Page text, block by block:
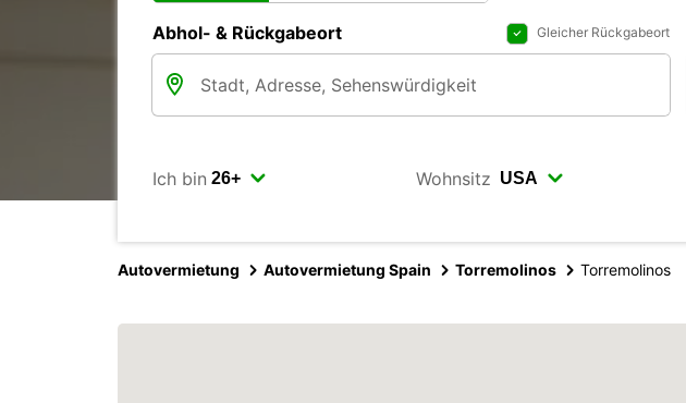
Abhol- & Rückgabeort Gleicher Rückgabeort
Ich bin Wohnsitz
Autovermietung Autovermietung Spain Torremolinos Torremolinos